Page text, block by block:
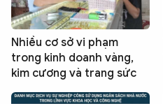
Nhiều cơ sở vi phạm
trong kinh doanh vàng,
kim cương và trang sức